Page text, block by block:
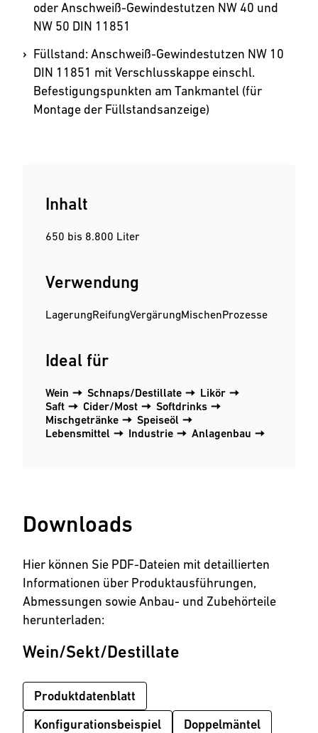
oder Anschweiß-Gewindestutzen NW 40 und
NW 50 DIN 11851
Füllstand: Anschweiß-Gewinde­stutzen NW 10
DIN 11851 mit Verschlusskappe einschl.
Befestigungspunkten am Tankmantel (für
Montage der Füllstandsanzeige)
Inhalt
650 bis 8.800 Liter
Verwendung
LagerungReifungVergärungMischenProzesse
Ideal für
Wein Schnaps/Destillate
Likör
Saft
Cider/Most
Softdrinks
Mischgetränke
Speiseöl
Lebensmittel
Industrie Anlagenbau
Downloads
Hier können Sie PDF-Dateien mit detaillierten
Informationen über Produktausführungen,
Abmessungen sowie Anbau- und Zubehörteile
herunterladen:
Wein/Sekt/Destillate
Produktdatenblatt
Konfigurationsbeispiel
Doppelmäntel